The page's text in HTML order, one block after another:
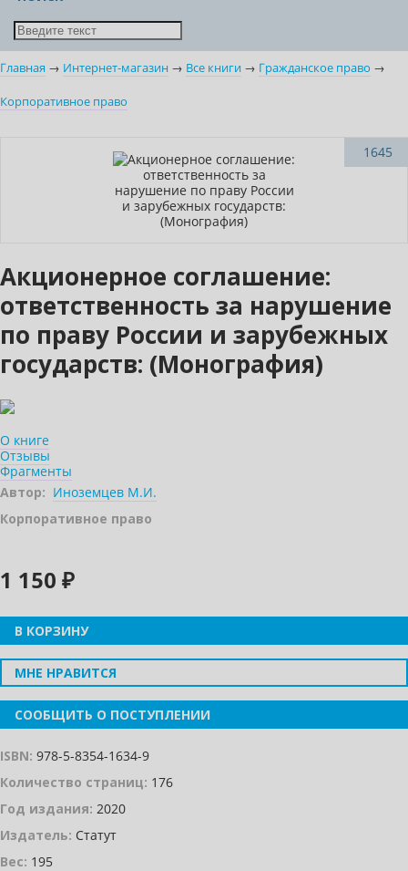
Главная → Интернет-магазин → Все книги → Гражданское право →
Корпоративное право
1645
Акционерное соглашение:
ответственность за нарушение
по праву России и зарубежных
государств: (Монография)
О книге
Отзывы
Фрагменты
Автор: Иноземцев М.И.
Корпоративное право
1 150 ₽
В КОРЗИНУ
МНЕ НРАВИТСЯ
СООБЩИТЬ О ПОСТУПЛЕНИИ
ISBN: 978-5-8354-1634-9
Количество страниц: 176
Год издания: 2020
Издатель: Статут
Вес: 195